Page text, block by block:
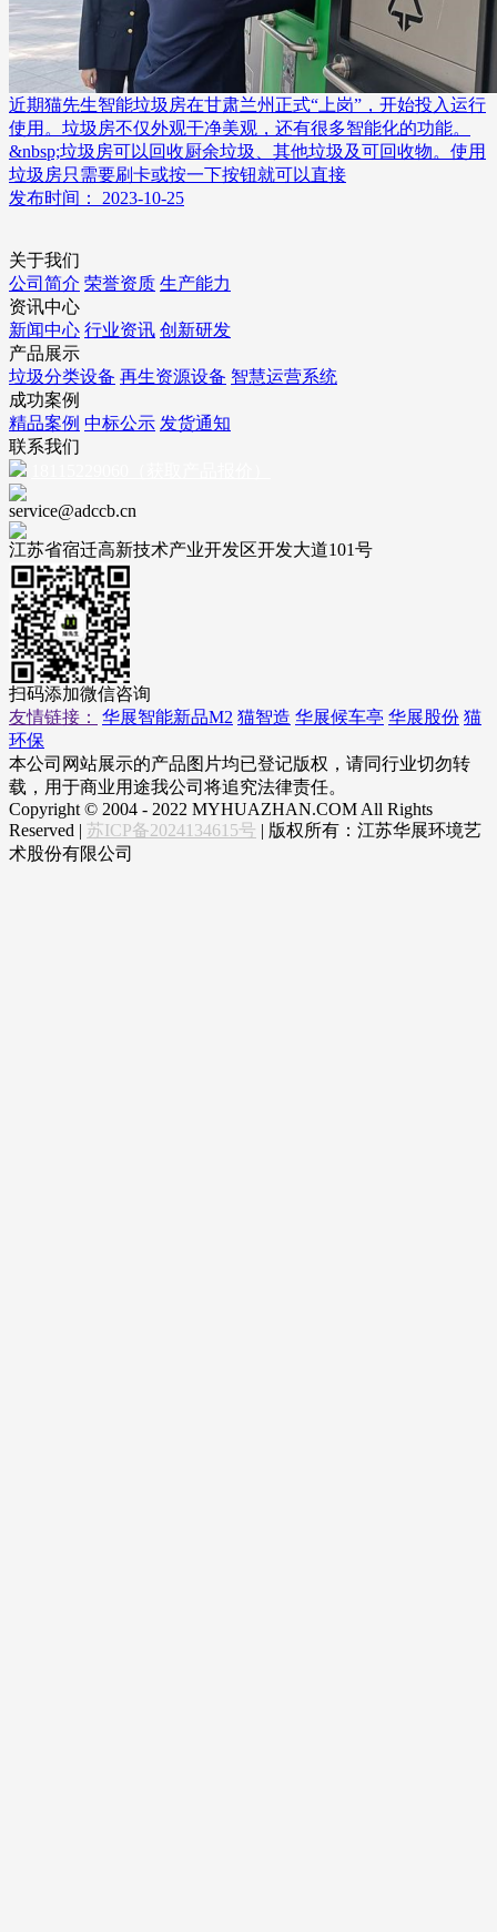
近期猫先生智能垃圾房在甘肃兰州正式“上岗”，开始投入运行
使用。垃圾房不仅外观干净美观，还有很多智能化的功能。
&nbsp;垃圾房可以回收厨余垃圾、其他垃圾及可回收物。使用
垃圾房只需要刷卡或按一下按钮就可以直接
发布时间： 2023-10-25
关于我们
公司简介 荣誉资质 生产能力
资讯中心
新闻中心 行业资讯 创新研发
产品展示
垃圾分类设备 再生资源设备 智慧运营系统
成功案例
精品案例 中标公示 发货通知
联系我们
service@adccb.cn
江苏省宿迁高新技术产业开发区开发大道101号
扫码添加微信咨询
友情链接：
华展智能新品M2 猫智造 华展候车亭 华展股份 猫
环保
本公司网站展示的产品图片均已登记版权，请同行业切勿转
载，用于商业用途我公司将追究法律责任。
Copyright © 2004 - 2022 MYHUAZHAN.COM All Rights
Reserved | 苏ICP备2024134615号 | 版权所有：江苏华展环境艺
术股份有限公司